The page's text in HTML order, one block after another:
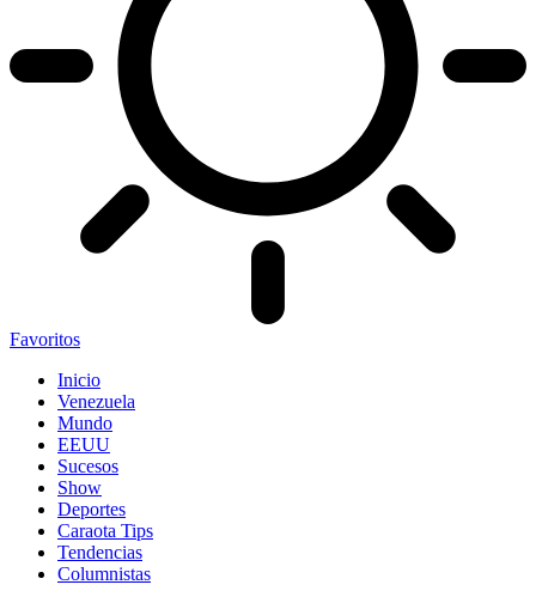
Favoritos
Inicio
Venezuela
Mundo
EEUU
Sucesos
Show
Deportes
Caraota Tips
Tendencias
Columnistas